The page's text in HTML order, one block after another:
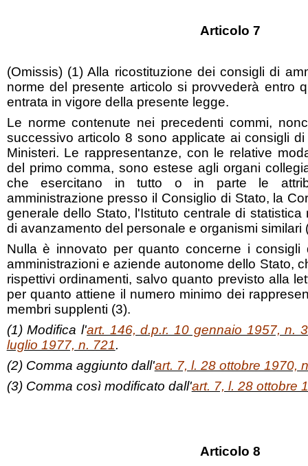
Articolo 7
(Omissis) (1) Alla ricostituzione dei consigli di
norme del presente articolo si provvederà entro
entrata in vigore della presente legge.
Le norme contenute nei precedenti commi,
successivo articolo 8 sono applicate ai consigli
Ministeri. Le rappresentanze, con le relative
del primo comma, sono estese agli organi
che esercitano in tutto o in parte le
amministrazione presso il Consiglio di Stato, la
generale dello Stato, l'Istituto centrale di
di avanzamento del personale e organismi similari
Nulla è innovato per quanto concerne i consigli
amministrazioni e aziende autonome dello Stato,
rispettivi ordinamenti, salvo quanto previsto alla
per quanto attiene il numero minimo dei
membri supplenti (3).
(1) Modifica l'art. 146, d.p.r. 10 gennaio 1957, n. 3
luglio 1977, n. 721.
(2) Comma aggiunto dall'art. 7, l. 28 ottobre 1970,
(3) Comma così modificato dall'art. 7, l. 28 ottobre
Articolo 8